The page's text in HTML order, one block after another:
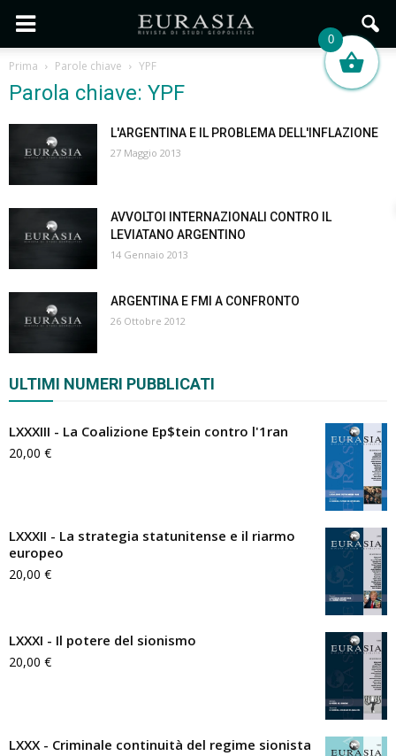
Prima Parole chiave YPF
Parola chiave: YPF
L'ARGENTINA E IL PROBLEMA DELL'INFLAZIONE
27 Maggio 2013
AVVOLTOI INTERNAZIONALI CONTRO IL
LEVIATANO ARGENTINO
14 Gennaio 2013
ARGENTINA E FMI A CONFRONTO
26 Ottobre 2012
ULTIMI NUMERI PUBBLICATI
LXXXIII - La Coalizione Ep$tein contro l'1ran
20,00 €
LXXXII - La strategia statunitense e il riarmo
europeo
20,00 €
LXXXI - Il potere del sionismo
20,00 €
LXXX - Criminale continuità del regime sionista
0